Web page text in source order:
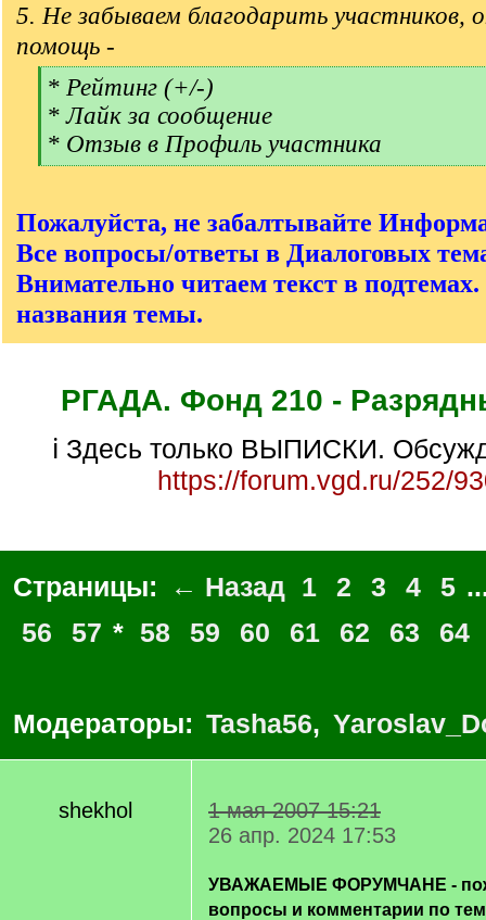
5. Не забываем благодарить участников,
помощь -
[
]
* Рейтинг (+/-)
* Лайк за сообщение
* Отзыв в Профиль участника
[
]
Пожалуйста, не забалтывайте
Все вопросы/ответы в Диалоговых
Внимательно читаем текст в
названия темы.
РГАДА. Фонд 210 -
ℹ Здесь только ВЫПИСКИ.
https://forum.vgd.ru/252/
Страницы: ← Назад 1 2 3 4 5
56
57 * 58 59 60 61 62 63 64
Модераторы: Tasha56,
shekhol
1 мая 2007 15:21
26 апр. 2024 17:53
УВАЖАЕМЫЕ ФОРУМЧАНЕ -
вопросы и комментарии по